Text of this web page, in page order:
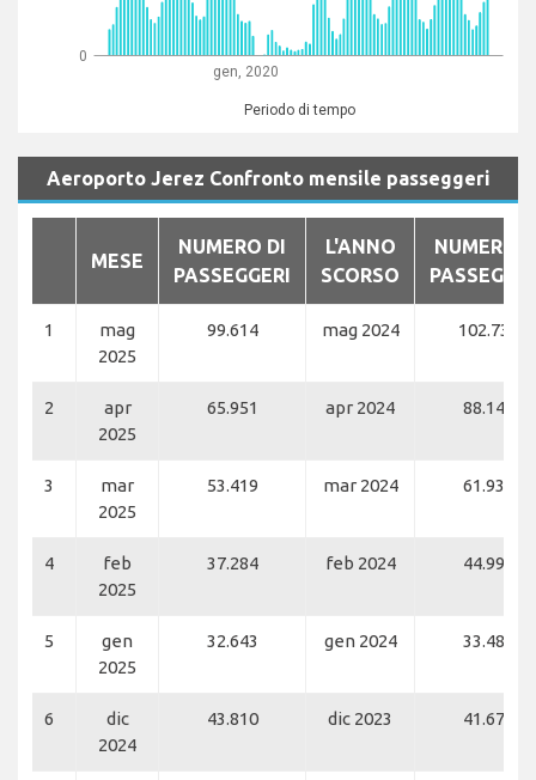
gen, 2020
Periodo di tempo
0
Aeroporto Jerez Confronto mensile passeggeri
MESE
NUMERO DI
PASSEGGERI
L'ANNO
SCORSO
NUMERO
1
mag
2025
99.614 mag 2024 102.737
2
apr
2025
65.951 apr 2024 88.142
3
mar
2025
53.419 mar 2024 61.932
4
feb
2025
37.284 feb 2024 44.997
5
gen
2025
32.643 gen 2024 33.481
6
dic
2024
43.810 dic 2023 41.670